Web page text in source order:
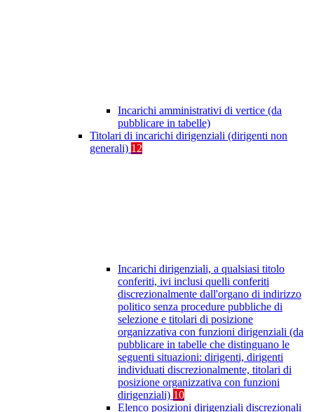
Incarichi amministrativi di vertice (da
pubblicare in tabelle)
Titolari di incarichi dirigenziali (dirigenti non
generali) 12
Incarichi dirigenziali, a qualsiasi titolo
conferiti, ivi inclusi quelli conferiti
discrezionalmente dall'organo di indirizzo
politico senza procedure pubbliche di
selezione e titolari di posizione
organizzativa con funzioni dirigenziali (da
pubblicare in tabelle che distinguano le
seguenti situazioni: dirigenti, dirigenti
individuati discrezionalmente, titolari di
posizione organizzativa con funzioni
dirigenziali) 10
Elenco posizioni dirigenziali discrezionali